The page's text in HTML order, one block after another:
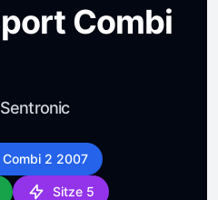
Combi
2 2007
Sitze 5